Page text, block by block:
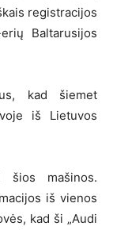
registracijos
Baltarusijos
kad šiemet
iš Lietuvos
šios mašinos.
iš vienos
kad ši „Audi